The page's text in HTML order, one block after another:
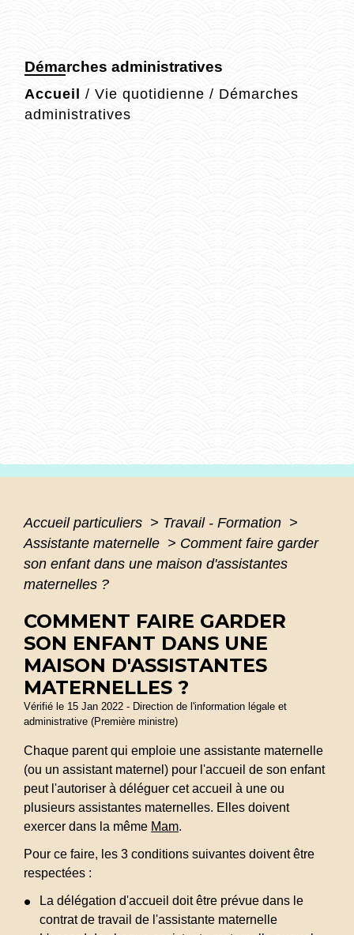
Démarches administratives
Accueil / Vie quotidienne / Démarches
administratives
Accueil particuliers > Travail - Formation >
Assistante maternelle > Comment faire garder
son enfant dans une maison d'assistantes
maternelles ?
COMMENT FAIRE GARDER
SON ENFANT DANS UNE
MAISON D'ASSISTANTES
MATERNELLES ?
Vérifié le 15 Jan 2022 - Direction de l'information légale et
administrative (Première ministre)
Chaque parent qui emploie une assistante maternelle
(ou un assistant maternel) pour l'accueil de son enfant
peut l'autoriser à déléguer cet accueil à une ou
plusieurs assistantes maternelles. Elles doivent
exercer dans la même Mam.
Pour ce faire, les 3 conditions suivantes doivent être
respectées :
La délégation d'accueil doit être prévue dans le
contrat de travail de l'assistante maternelle